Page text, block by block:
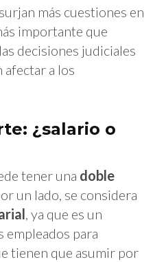
más cuestiones en
importante que
decisiones judiciales
a los
¿salario o
tener una doble
un lado, se considera
, ya que es un
empleados para
tienen que asumir por